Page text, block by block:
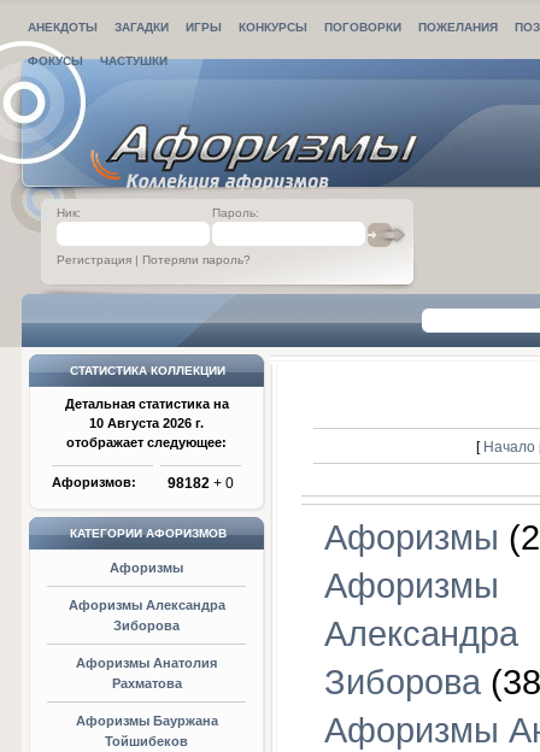
АНЕКДОТЫ ЗАГАДКИ ИГРЫ КОНКУРСЫ ПОГОВОРКИ ПОЖЕЛАНИЯ
ФОКУСЫ ЧАСТУШКИ
Ник: Пароль:
Регистрация | Потеряли пароль?
СТАТИСТИКА КОЛЛЕКЦИИ
Детальная статистика на
10 Августа 2026 г.
отображает следующее:
Афоризмов: 98182 + 0
КАТЕГОРИИ АФОРИЗМОВ
Афоризмы
Афоризмы Александра
Зиборова
Афоризмы Анатолия
Рахматова
Афоризмы Бауржана
Тойшибеков
[ Начало
Афоризмы
Афоризмы
Александра
Зиборова
Афоризмы